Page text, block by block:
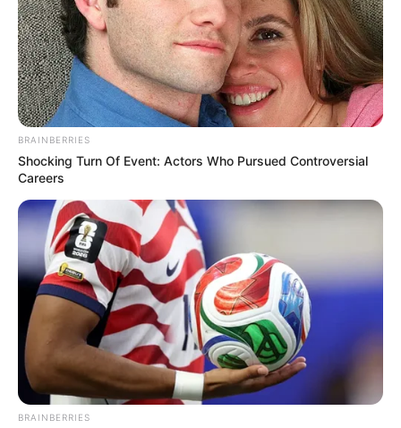
For These 4x Stronger Pills
MEDVI
BRAINBERRIES
Shocking Turn Of Event: Actors Who Pursued Controversial
Careers
BRAINBERRIES